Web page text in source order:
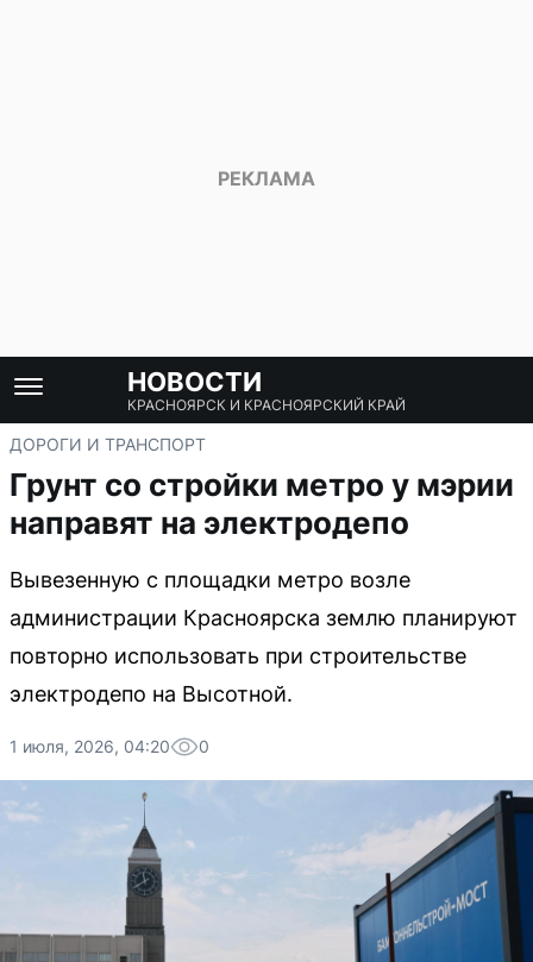
НОВОСТИ
КРАСНОЯРСК И КРАСНОЯРСКИЙ КРАЙ
ДОРОГИ И ТРАНСПОРТ
Грунт со стройки метро у мэрии
направят на электродепо
Вывезенную с площадки метро возле
администрации Красноярска землю планируют
повторно использовать при строительстве
электродепо на Высотной.
1 июля, 2026, 04:20 0